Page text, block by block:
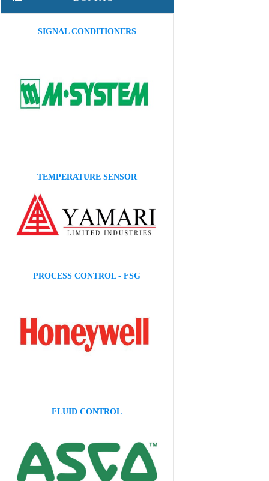
SIGNAL CONDITIONERS
TEMPERATURE SENSOR
PROCESS CONTROL - FSG
FLUID CONTROL